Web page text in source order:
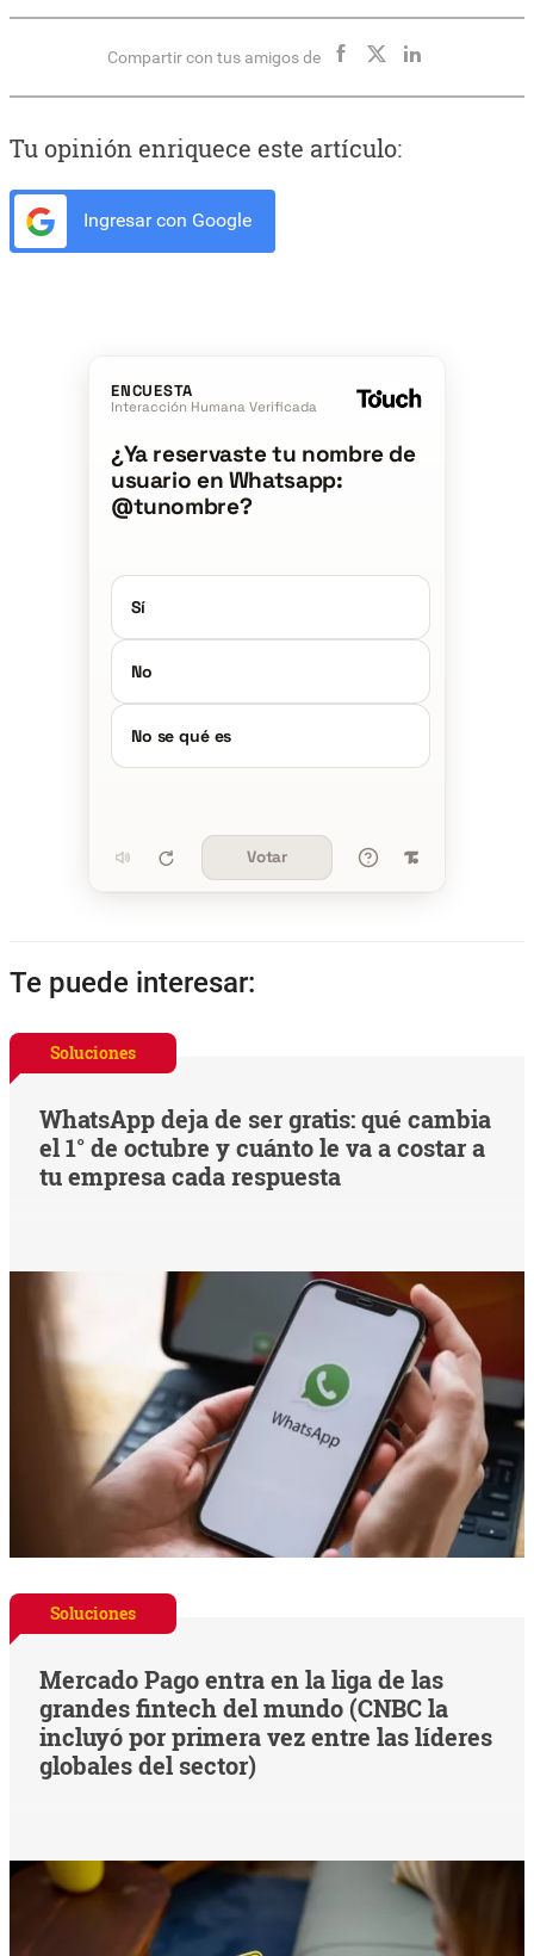
Compartir con tus amigos de
Tu opinión enriquece este artículo:
Ingresar con Google
ENCUESTA
Interacción Humana Verificada
¿Ya reservaste tu nombre de
usuario en Whatsapp:
@tunombre?
Sí
No
No se qué es
Votar
Te puede interesar:
Soluciones
WhatsApp deja de ser gratis: qué cambia
el 1° de octubre y cuánto le va a costar a
tu empresa cada respuesta
Soluciones
Mercado Pago entra en la liga de las
grandes fintech del mundo (CNBC la
incluyó por primera vez entre las líderes
globales del sector)